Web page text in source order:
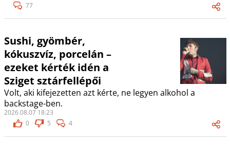
77
Sushi, gyömbér,
kókuszvíz, porcelán –
ezeket kérték idén a
Sziget sztárfellépői
Volt, aki kifejezetten azt kérte, ne legyen alkohol a
backstage-ben.
2026.08.07 18:23
0
5 4